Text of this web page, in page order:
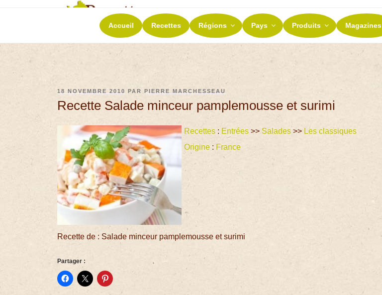
RECETTES ET TERROIRS
La richesse de nos terroirs
Accueil Recettes Régions Pays Produits Magazines
18 NOVEMBRE 2010 PARPIERRE MARCHESSEAU
Recette Salade minceur pamplemousse et surimi
Recettes : Entrées >> Salades >> Les classiques
Origine : France
Recette de : Salade minceur pamplemousse et surimi
Partager :